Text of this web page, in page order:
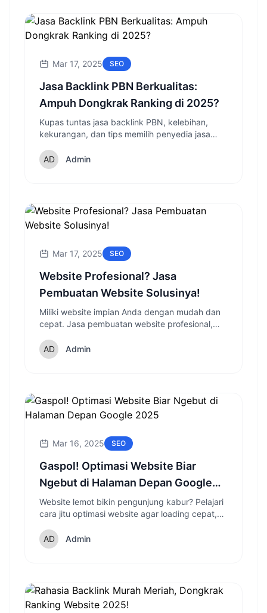
Mar 17, 2025 SEO
Jasa Backlink PBN Berkualitas:
Ampuh Dongkrak Ranking di 2025?
Kupas tuntas jasa backlink PBN, kelebihan,
kekurangan, dan tips memilih penyedia jasa
Anda!
Admin
Mar 17, 2025 SEO
Website Profesional? Jasa
Pembuatan Website Solusinya!
Miliki website impian Anda dengan mudah dan
cepat. Jasa pembuatan website profesional,
Admin
Mar 16, 2025 SEO
Gaspol! Optimasi Website Biar
Ngebut di Halaman Depan Google
2025
Website lemot bikin pengunjung kabur? Pelajari
cara jitu optimasi website agar loading cepat,
mantap!Admin